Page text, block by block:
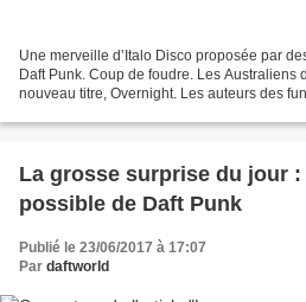
Une merveille d’Italo Disco proposée par
Daft Punk. Coup de foudre. Les Australiens
nouveau titre, Overnight. Les auteurs des
La grosse surprise du jour
possible de Daft Punk
Publié le 23/06/2017 à 17:07
Par daftworld